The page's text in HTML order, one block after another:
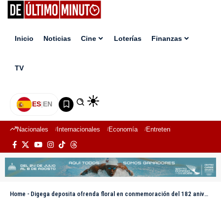
Inicio Noticias Cine Loterías Finanzas
TV
ES|EN
Nacionales Internacionales Economía Entretenimiento
Home - Digega deposita ofrenda floral en conmemoración del 182 aniversario de la Independencia Nacional